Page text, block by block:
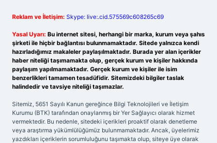
Reklam ve İletişim: Skype: live:.cid.575569c608265c69
Yasal Uyarı: Bu internet sitesi, herhangi bir marka, kurum veya şahıs
şirketi ile hiçbir bağlantısı bulunmamaktadır. Sitede yalnızca kendi
hazırladığımız makaleler paylaşılmaktadır. Burada yer alan içerikler
haber niteliği taşımamakta olup, gerçek kurum ve kişiler hakkında
paylaşım yapılmamaktadır. Gerçek kurum ve kişiler ile isim
benzerlikleri tamamen tesadüfidir. Sitemizdeki bilgiler taslak
halindedir ve tavsiye niteliği taşımazlar.
Sitemiz, 5651 Sayılı Kanun gereğince Bilgi Teknolojileri ve İletişim
Kurumu (BTK) tarafından onaylanmış bir Yer Sağlayıcı olarak hizmet
vermektedir. Bu nedenle, sitedeki içerikleri proaktif olarak denetleme
veya araştırma yükümlülüğümüz bulunmamaktadır. Ancak, üyelerimiz
yazdıkları içeriklerin sorumluluğunu taşımakta olup, siteye üye olarak